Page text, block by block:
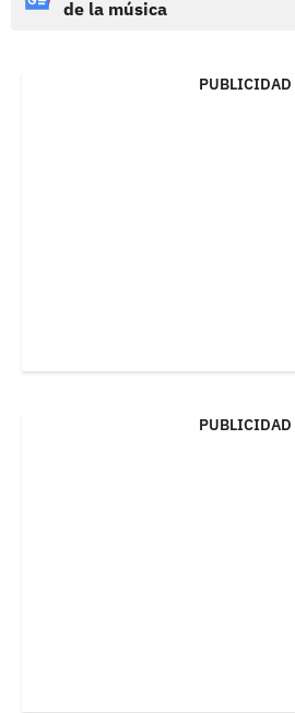
de la música
PUBLICIDAD
PUBLICIDAD